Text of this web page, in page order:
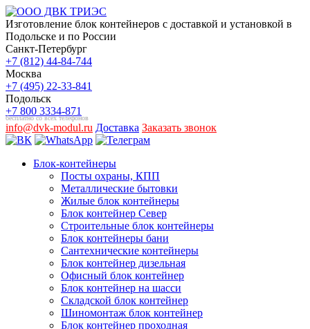
Изготовление блок контейнеров с доставкой и установкой в
Подольске и по России
Санкт-Петербург
+7 (812) 44-84-744
Москва
+7 (495) 22-33-841
Подольск
+7 800 3334-871
бесплатно со всех телефонов
info@dvk-modul.ru Доставка Заказать звонок
Блок-контейнеры
Посты охраны, КПП
Металлические бытовки
Жилые блок контейнеры
Блок контейнер Север
Строительные блок контейнеры
Блок контейнеры бани
Сантехнические контейнеры
Блок контейнер дизельная
Офисный блок контейнер
Блок контейнер на шасси
Складской блок контейнер
Шиномонтаж блок контейнер
Блок контейнер проходная